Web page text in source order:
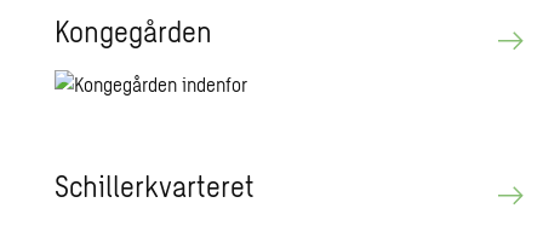
Kongegården
Schillerkvarteret